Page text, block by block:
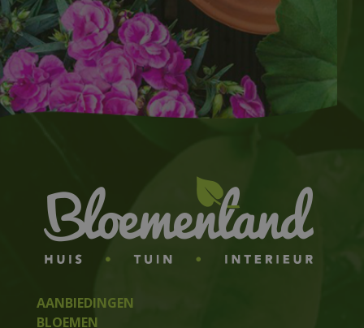
AANBIEDINGEN
BLOEMEN